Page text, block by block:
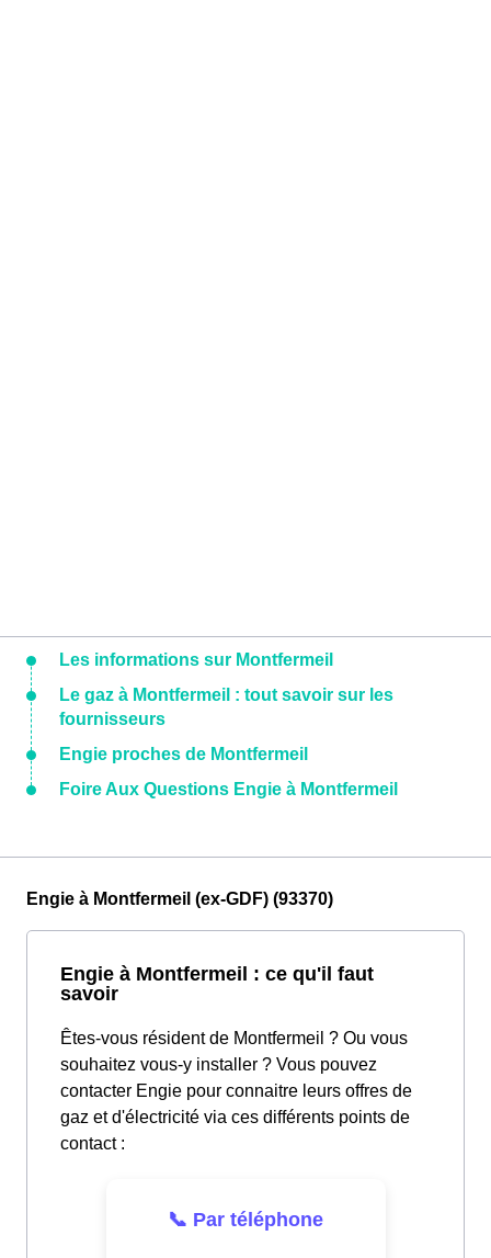
Les informations sur Montfermeil
Le gaz à Montfermeil : tout savoir sur les
fournisseurs
Engie proches de Montfermeil
Foire Aux Questions Engie à Montfermeil
Engie à Montfermeil (ex-GDF) (93370)
Engie à Montfermeil : ce qu'il faut
savoir
Êtes-vous résident de Montfermeil ? Ou vous
souhaitez vous-y installer ? Vous pouvez
contacter Engie pour connaitre leurs offres de
gaz et d'électricité via ces différents points de
contact :
📞 Par téléphone